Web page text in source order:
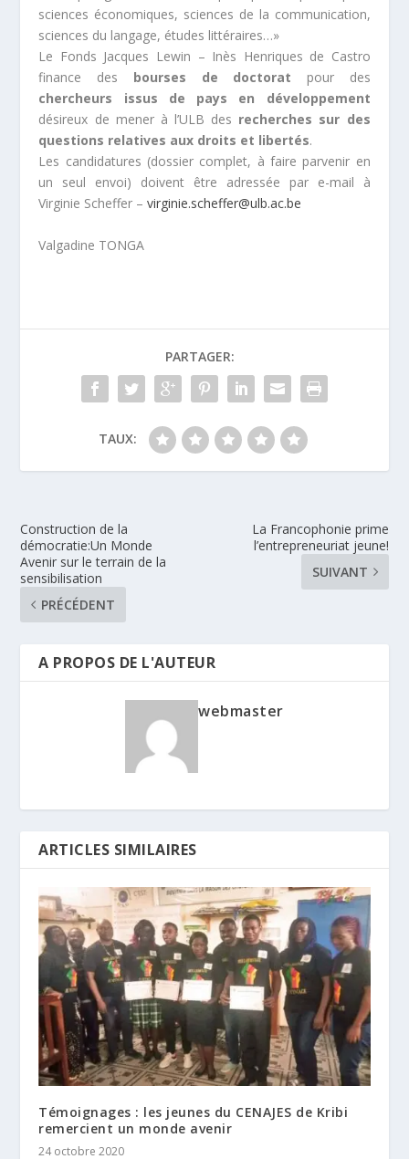
sciences économiques, sciences de la communication,
sciences du langage, études littéraires…»
Le Fonds Jacques Lewin – Inès Henriques de Castro
finance des bourses de doctorat pour des
chercheurs issus de pays en développement
désireux de mener à l’ULB des recherches sur des
questions relatives aux droits et libertés.
Les candidatures (dossier complet, à faire parvenir en
un seul envoi) doivent être adressée par e-mail à
Virginie Scheffer –virginie.scheffer@ulb.ac.be
Valgadine TONGA
PARTAGER:
TAUX:
Construction de la
démocratie:Un Monde
Avenir sur le terrain de la
sensibilisation
PRÉCÉDENT
La Francophonie prime
l’entrepreneuriat jeune!
SUIVANT
A PROPOS DE L'AUTEUR
webmaster
ARTICLES SIMILAIRES
Témoignages : les jeunes du CENAJES de Kribi
remercient un monde avenir
24 octobre 2020